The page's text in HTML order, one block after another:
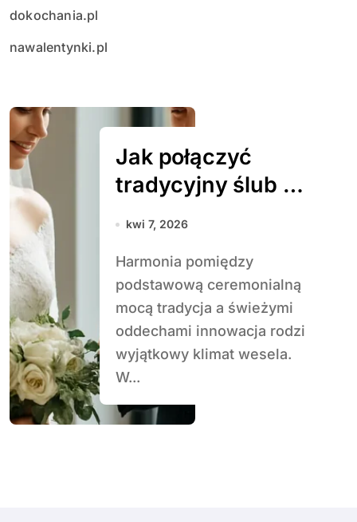
dokochania.pl
nawalentynki.pl
Jak połączyć
tradycyjny ślub z
nowoczesnymi
kwi 7, 2026
Harmonia pomiędzy
podstawową ceremonialną
mocą tradycja a świeżymi
oddechami innowacja rodzi
wyjątkowy klimat wesela.
W...